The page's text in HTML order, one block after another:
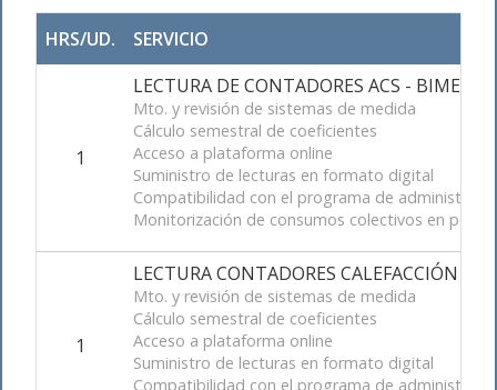
HRS/UD. SERVICIO
1
LECTURA DE CONTADORES ACS -
Mto. y revisión de sistemas de medida
Cálculo semestral de coeficientes
Acceso a plataforma online
Suministro de lecturas en formato digital
Compatibilidad con el programa de
Monitorización de consumos colectivos en portal
1
LECTURA CONTADORES CALEFACCIÓN -
Mto. y revisión de sistemas de medida
Cálculo semestral de coeficientes
Acceso a plataforma online
Suministro de lecturas en formato digital
Compatibilidad con el programa de